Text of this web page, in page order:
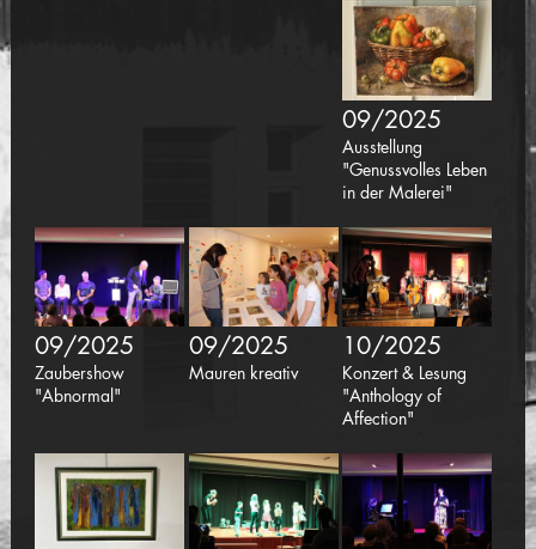
09/2025
Ausstellung
"Genussvolles Leben
in der Malerei"
09/2025
Zaubershow
"Abnormal"
09/2025
Mauren kreativ
10/2025
Konzert & Lesung
"Anthology of
Affection"